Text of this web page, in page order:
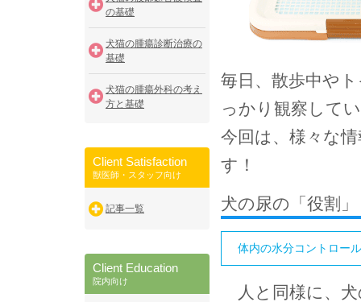
の基礎
犬猫の腫瘍診断治療の
基礎
犬猫の腫瘍外科の考え
方と基礎
Client Satisfaction
獣医師・スタッフ向け
記事一覧
Client Education
院内向け
毎日、散歩中や
っかり観察して
今回は、様々な
す！
犬の尿の「役割」
体内の水分コントロー
人と同様に、犬